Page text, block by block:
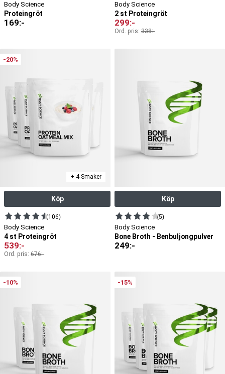
Body Science
Proteingröt
169:-
Body Science
2 st Proteingröt
299:-
Ord. pris: 338:-
-20%
+ 4 Smaker
Köp
(106)
Body Science
4 st Proteingröt
539:-
Ord. pris: 676:-
Köp
(5)
Body Science
Bone Broth - Benbuljongpulver
249:-
-10% -15%